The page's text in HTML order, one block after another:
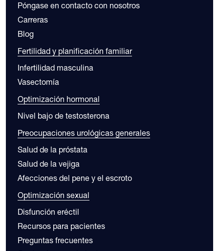
Póngase en contacto con nosotros
Carreras
Blog
Fertilidad y planificación familiar
Infertilidad masculina
Vasectomía
Optimización hormonal
Nivel bajo de testosterona
Preocupaciones urológicas generales
Salud de la próstata
Salud de la vejiga
Afecciones del pene y el escroto
Optimización sexual
Disfunción eréctil
Recursos para pacientes
Preguntas frecuentes